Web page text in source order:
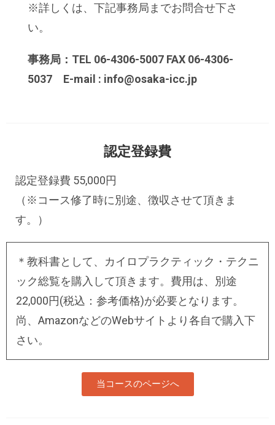
※詳しくは、下記事務局までお問合せ下さ
い。
事務局：TEL 06-4306-5007 FAX 06-4306-
5037 E-mail : info@osaka-icc.jp
認定登録費
認定登録費 55,000円
（※コース修了時に別途、徴収させて頂きま
す。）
＊教科書として、カイロプラクティック・テクニ
ック総覧を購入して頂きます。費用は、別途
22,000円(税込：参考価格)が必要となります。
尚、AmazonなどのWebサイトより各自で購入下
さい。
当コースのページへ